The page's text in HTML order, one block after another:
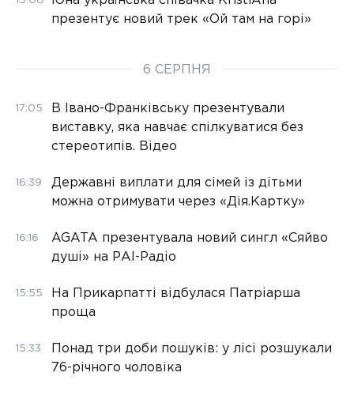
презентує новий трек «Ой там на горі»
6 СЕРПНЯ
17:05
В Івано-Франківську презентували
виставку, яка навчає спілкуватися без
стереотипів. Відео
16:39
Державні виплати для сімей із дітьми
можна отримувати через «Дія.Картку»
16:16
AGATA презентувала новий сингл «Сяйво
душі» на РАІ-Радіо
15:55
На Прикарпатті відбулася Патріарша
проща
15:33
Понад три доби пошуків: у лісі розшукали
76-річного чоловіка